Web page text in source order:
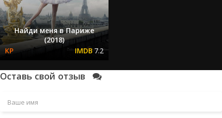
Найди меня в Париже
(2018)
7.2
Оставь свой отзыв